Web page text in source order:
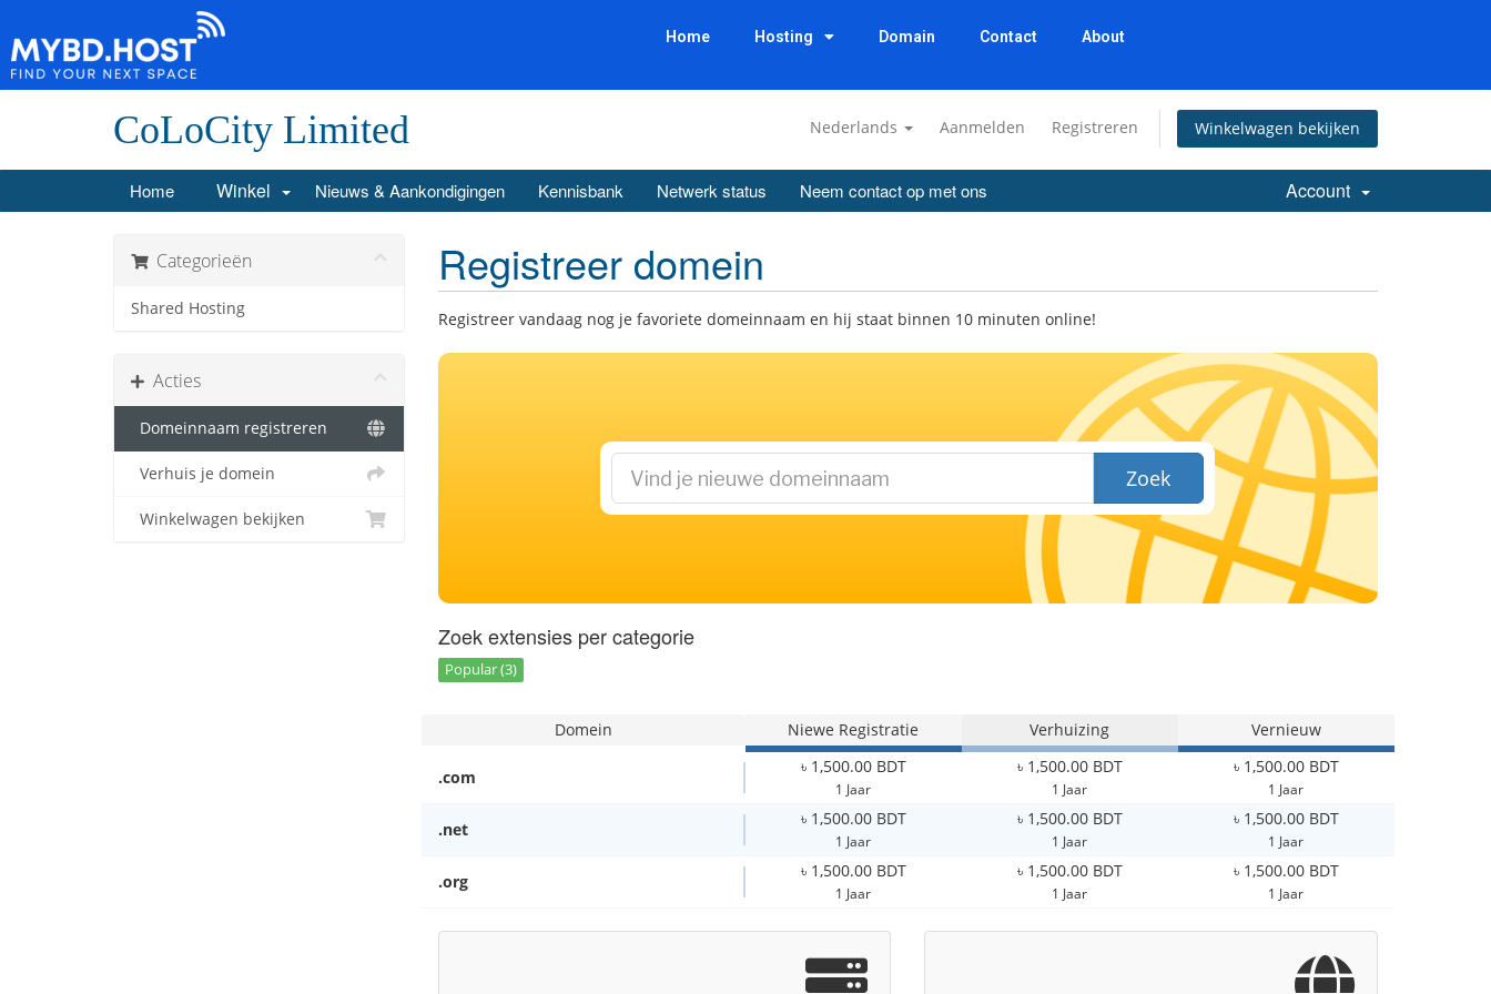
Home Hosting Domain Contact About
Nederlands Aanmelden Registreren Winkelwagen bekijken
CoLoCity Limited
Home Winkel Nieuws & Aankondigingen Kennisbank Netwerk status Neem contact op met ons Account
Categorieën
Shared Hosting
Acties
Domeinnaam registreren
Verhuis je domein
Winkelwagen bekijken
Registreer domein
Registreer vandaag nog je favoriete domeinnaam en hij staat binnen 10 minuten online!
Zoek
Zoek extensies per categorie
Popular (3)
Domein Niewe Registratie Verhuizing Vernieuw
.com
৳ 1,500.00 BDT
1 Jaar
৳ 1,500.00 BDT
1 Jaar
৳ 1,500.00 BDT
1 Jaar
.net
৳ 1,500.00 BDT
1 Jaar
৳ 1,500.00 BDT
1 Jaar
৳ 1,500.00 BDT
1 Jaar
.org
৳ 1,500.00 BDT
1 Jaar
৳ 1,500.00 BDT
1 Jaar
৳ 1,500.00 BDT
1 Jaar